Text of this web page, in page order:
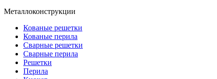
Металлоконструкции
Кованые решетки
Кованые перила
Сварные решетки
Сварные перила
Решетки
Перила